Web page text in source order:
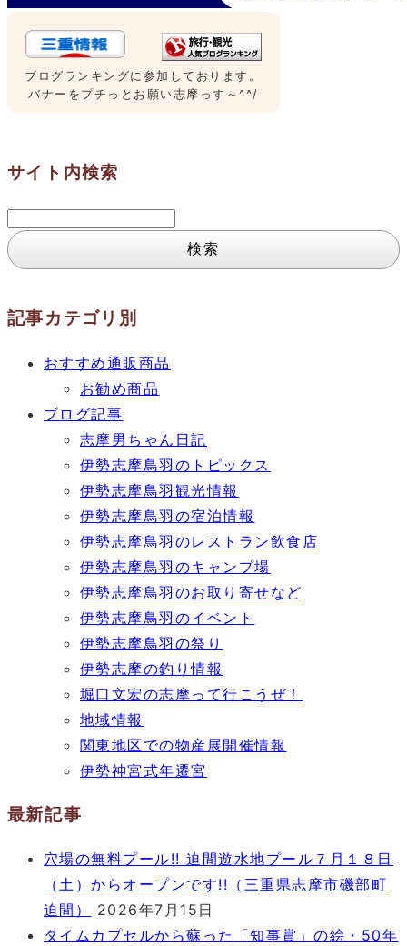
ブログランキングに参加しております。
バナーをプチっとお願い志摩っす～^^/
サイト内検索
検
索:
記事カテゴリ別
おすすめ通販商品
お勧め商品
ブログ記事
志摩男ちゃん日記
伊勢志摩鳥羽のトピックス
伊勢志摩鳥羽観光情報
伊勢志摩鳥羽の宿泊情報
伊勢志摩鳥羽のレストラン飲食店
伊勢志摩鳥羽のキャンプ場
伊勢志摩鳥羽のお取り寄せなど
伊勢志摩鳥羽のイベント
伊勢志摩鳥羽の祭り
伊勢志摩の釣り情報
堀口文宏の志摩って行こうぜ！
地域情報
関東地区での物産展開催情報
伊勢神宮式年遷宮
最新記事
穴場の無料プール!! 迫間遊水地プール７月１８日
（土）からオープンです!!（三重県志摩市磯部町
迫間）
2026年7月15日
タイムカプセルから蘇った「知事賞」の絵・50年